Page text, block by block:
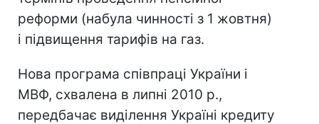
реформи (набула чинності з 1 жовтня)
і підвищення тарифів на газ.
Нова програма співпраці України і
МВФ, схвалена в липні 2010 р.,
передбачає виділення Україні кредиту